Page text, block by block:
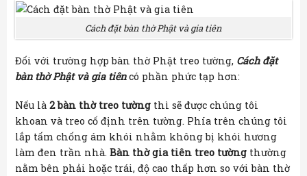
Cách đặt bàn thờ Phật và gia tiên
Đối với trường hợp bàn thờ Phật treo tường, Cách đặt
bàn thờ Phật và gia tiêncó phần phức tạp hơn:
Nếu là 2 bàn thờ treo tường thì sẽ được chúng tôi
khoan và treo cố định trên tường. Phía trên chúng tôi
lắp tấm chống ám khói nhằm không bị khói hương
làm đen trần nhà. Bàn thờ gia tiên treo tường thường
nằm bên phải hoặc trái, độ cao thấp hơn so với bàn thờ